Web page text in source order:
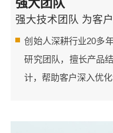
强大技术团队 为客
创始人深耕行业20多
研究团队，擅长产品
计，帮助客户深入优